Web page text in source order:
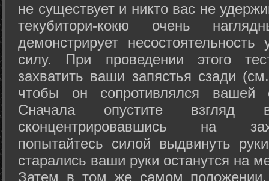
не существует и никто вас не
текубитори-кокю очень
демонстрирует
силу. При проведении этого
захватить ваши запястья сзади
чтобы он сопротивлялся вашей
Сначала опустите
сконцентрировавшись на
попытайтесь силой выдвинуть
старались ваши руки останутся на
Затем в том же самом положении,